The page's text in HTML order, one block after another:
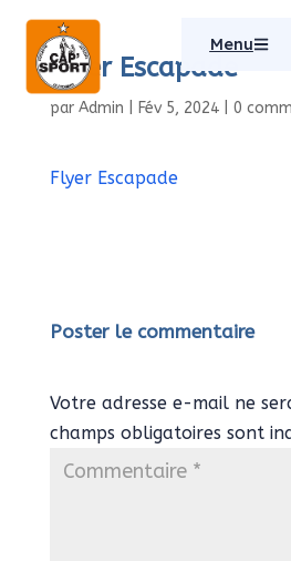
Menu
Flyer Escapade
par Admin Fév 5, 2024| 0
Flyer Escapade
Poster le commentaire
Votre adresse e-mail ne
champs obligatoires sont